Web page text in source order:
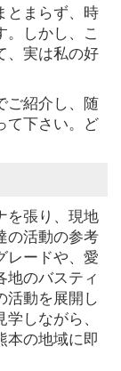
とまらず、時
。しかし、こ
、実は私の好
ご紹介し、随
て下さい。ど
を張り、現地
の活動の参考
レードや、愛
地のバスティ
活動を展開し
しながら、
本の地域に即